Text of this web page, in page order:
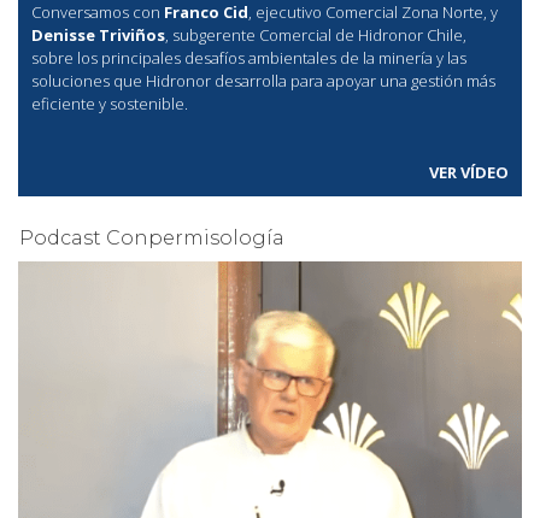
Conversamos con Franco Cid, ejecutivo Comercial Zona Norte, y
Denisse Triviños, subgerente Comercial de Hidronor Chile,
sobre los principales desafíos ambientales de la minería y las
soluciones que Hidronor desarrolla para apoyar una gestión más
eficiente y sostenible.
VER VÍDEO
Podcast Conpermisología